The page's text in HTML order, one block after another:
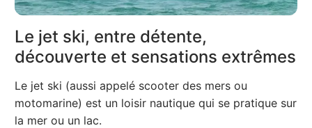
Le jet ski, entre détente,
découverte et sensations extrêmes
Le jet ski (aussi appelé scooter des mers ou
motomarine) est un loisir nautique qui se pratique sur
la mer ou un lac.